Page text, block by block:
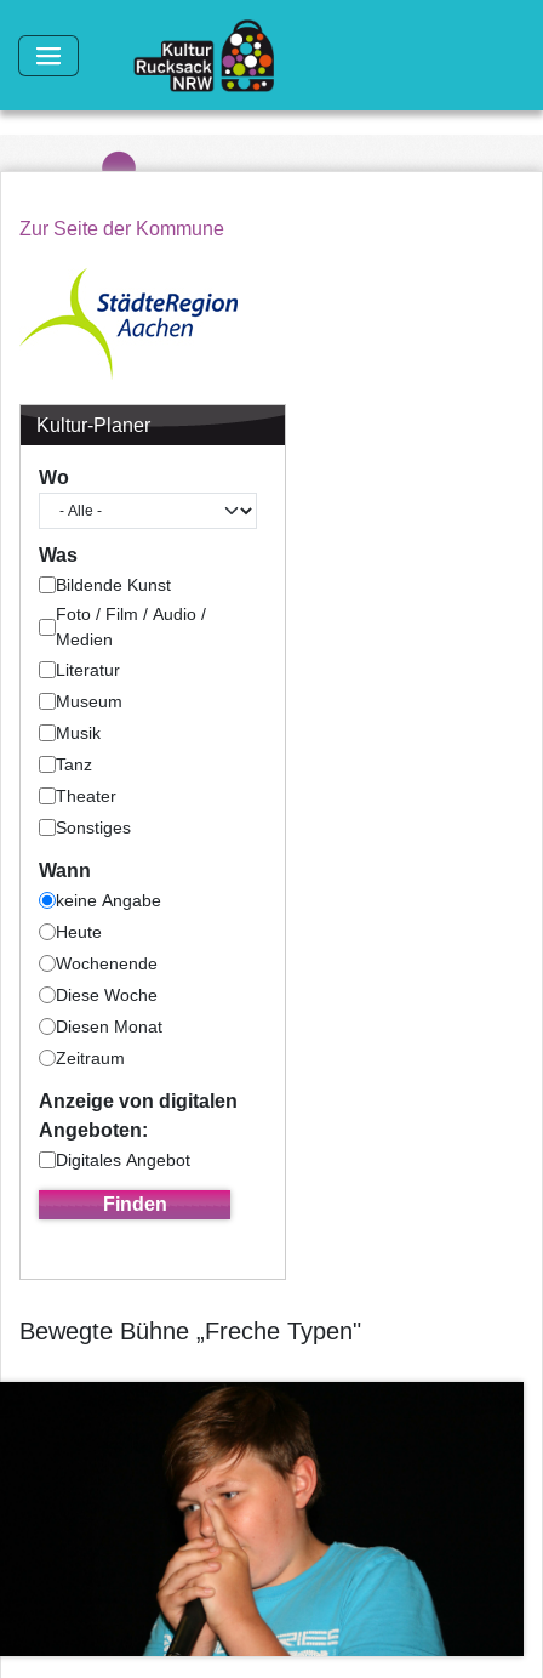
Zur Seite der Kommune
Kultur-Planer
Wo
Was
Bildende Kunst
Foto / Film / Audio /
Medien
Literatur
Museum
Musik
Tanz
Theater
Sonstiges
Wann
keine Angabe
Heute
Wochenende
Diese Woche
Diesen Monat
Zeitraum
Anzeige von digitalen
Angeboten:
Digitales Angebot
Bewegte Bühne „Freche Typen"